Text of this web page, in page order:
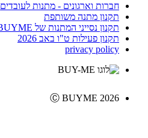
חברות וארגונים - מתנות לעובדים
תקנון מתנה משותפת
תקנון נסייני המתנות של BUYME
תקנון פעילות ט"ו באב 2026
privacy policy
Ⓒ BUYME 2026